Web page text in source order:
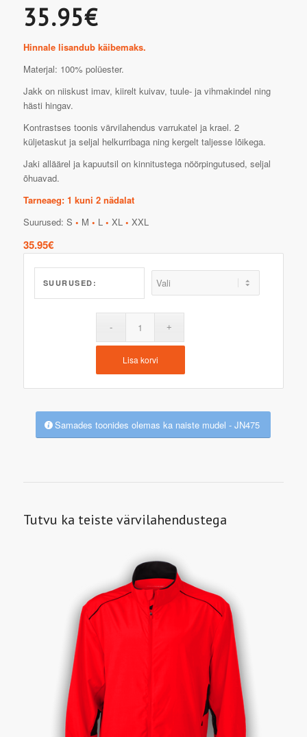
35.95€
Hinnale lisandub käibemaks.
Materjal: 100% polüester.
Jakk on niiskust imav, kiirelt kuivav, tuule- ja vihmakindel ning
hästi hingav.
Kontrastses toonis värvilahendus varrukatel ja krael. 2
küljetaskut ja seljal helkurribaga ning kergelt taljesse lõikega.
Jaki alläärel ja kapuutsil on kinnitustega nöörpingutused, seljal
õhuavad.
Tarneaeg: 1 kuni 2 nädalat
Suurused: S • M • L • XL • XXL
35.95€
SUURUSED:
Lisa korvi
Samades toonides olemas ka naiste mudel - JN475
Tutvu ka teiste värvilahendustega